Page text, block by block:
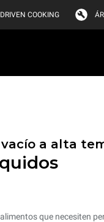
COOKING
a alta
que necesiten